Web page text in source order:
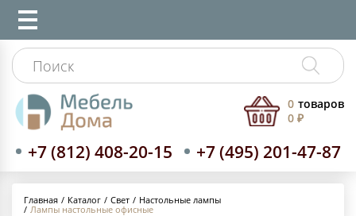
+7 (812) 408-20-15 +7 (495) 201-47-87
0 товаров
0 ₽
Главная Каталог Свет
Настольные лампы
Лампы настольные офисные